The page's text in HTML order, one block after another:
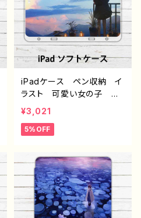
iPadケース ペン収納 イ
ラスト 可愛い女の子 お
しゃれ 後ろ姿 エモい
風景 綺麗 美しい 景
色 くま アイパッドカバ
気 イラストレーター クリ
エイター 絵師 オリジナ
ル デザイン グッズ タイ
トル：夜明けは告げる 作：
アナ F-5
¥3,021
5%OFF